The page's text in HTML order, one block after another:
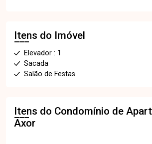
Itens do Imóvel
Elevador : 1
Sacada
Salão de Festas
Itens do Condomínio de
Axor